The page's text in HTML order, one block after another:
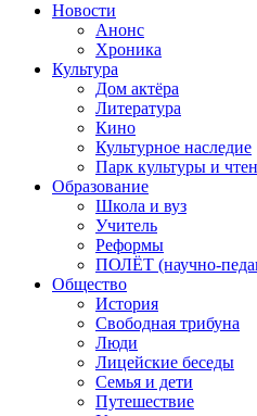
Новости
Анонс
Хроника
Культура
Дом актёра
Литература
Кино
Культурное наследие
Парк культуры и
Образование
Школа и вуз
Учитель
Реформы
ПОЛЁТ (научно-
Общество
История
Свободная трибуна
Люди
Лицейские беседы
Семья и дети
Путешествие